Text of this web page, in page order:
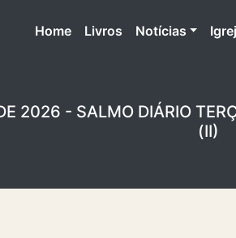
Home(atual)
Livros Notícias
2026 - SALMO DIÁRIO
(II)